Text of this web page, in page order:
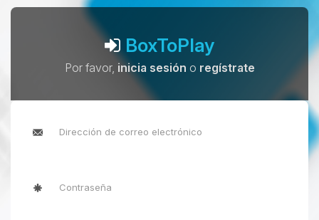
BoxToPlay
Por favor, inicia sesión o regístrate